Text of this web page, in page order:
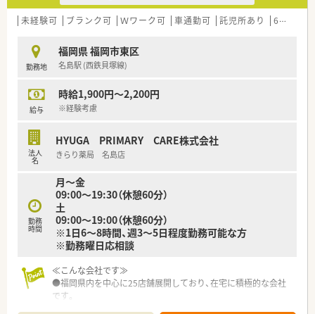
未経験可 ブランク可 Ｗワーク可 車通勤可 託児所あり 60歳以上可
勤務地
福岡県 福岡市東区
名島駅 (西鉄貝塚線)
給与
時給1,900円～2,200円
※経験考慮
法人
名
HYUGA PRIMARY CARE株式会社
きらり薬局 名島店
勤務
時間
月～金
09:00～19:30（休憩60分）
土
09:00～19:00（休憩60分）
※1日6～8時間、週3～5日程度勤務可能な方
※勤務曜日応相談
≪こんな会社です≫
●福岡県内を中心に25店舗展開しており、在宅に積極的な会社
です。